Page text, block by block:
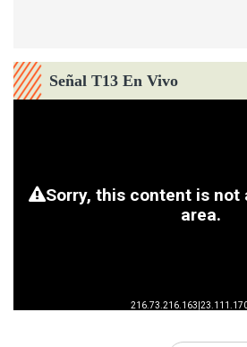
Señal T13 En Vivo